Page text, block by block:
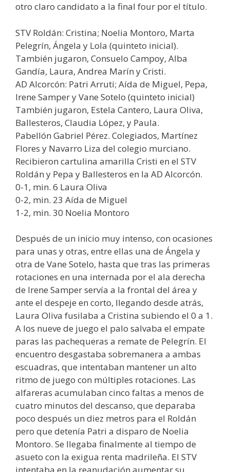
otro claro candidato a la final four por el título.
STV Roldán: Cristina; Noelia Montoro, Marta
Pelegrín, Ángela y Lola (quinteto inicial).
También jugaron, Consuelo Campoy, Alba
Gandía, Laura, Andrea Marín y Cristi.
AD Alcorcón: Patri Arruti; Aída de Miguel, Pepa,
Irene Samper y Vane Sotelo (quinteto inicial)
También jugaron, Estela Cantero, Laura Oliva,
Ballesteros, Claudia López, y Paula.
Pabellón Gabriel Pérez. Colegiados, Martínez
Flores y Navarro Liza del colegio murciano.
Recibieron cartulina amarilla Cristi en el STV
Roldán y Pepa y Ballesteros en la AD Alcorcón.
0-1, min. 6 Laura Oliva
0-2, min. 23 Aída de Miguel
1-2, min. 30 Noelia Montoro
Después de un inicio muy intenso, con ocasiones
para unas y otras, entre ellas una de Ángela y
otra de Vane Sotelo, hasta que tras las primeras
rotaciones en una internada por el ala derecha
de Irene Samper servía a la frontal del área y
ante el despeje en corto, llegando desde atrás,
Laura Oliva fusilaba a Cristina subiendo el 0 a 1.
A los nueve de juego el palo salvaba el empate
paras las pachequeras a remate de Pelegrín. El
encuentro desgastaba sobremanera a ambas
escuadras, que intentaban mantener un alto
ritmo de juego con múltiples rotaciones. Las
alfareras acumulaban cinco faltas a menos de
cuatro minutos del descanso, que deparaba
poco después un diez metros para el Roldán
pero que detenía Patri a disparo de Noelia
Montoro. Se llegaba finalmente al tiempo de
asueto con la exigua renta madrileña. El STV